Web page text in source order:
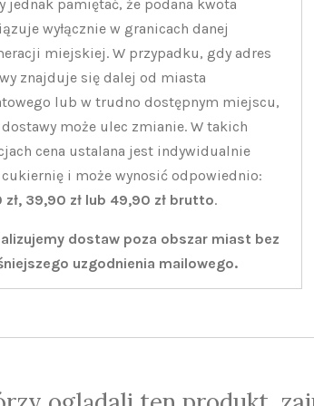
jednak pamiętać, że podana kwota
wyłącznie w granicach danej
miejskiej. W przypadku, gdy adres
znajduje się dalej od miasta
lub w trudno dostępnym miejscu,
może ulec zmianie. W takich
cena ustalana jest indywidualnie
i może wynosić odpowiednio:
zł, 39,90 zł lub 49,90 zł brutto.
dostaw poza obszar miast bez
uzgodnienia mailowego.